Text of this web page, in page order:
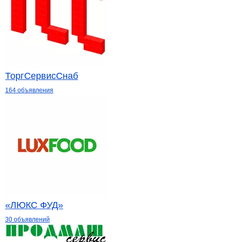
ТоргСервисСнаб
164 объявления
«ЛЮКС ФУД»
30 объявлений